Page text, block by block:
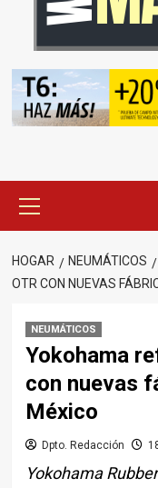
principal
HOGAR NEUMÁTICOS
OTR CON NUEVAS
NEUMÁTICOS
Yokohama
con nuevas
México
Dpto. Redacción
Yokohama